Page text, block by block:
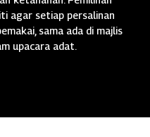
agar setiap persalinan
sama ada di majlis
upacara adat.